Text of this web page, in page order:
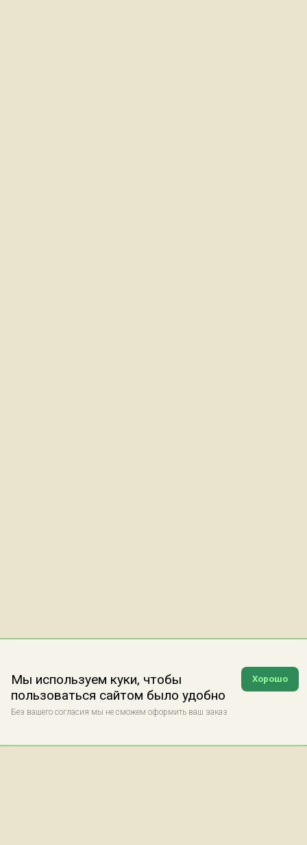
Хорошо
Мы используем куки, чтобы
пользоваться сайтом было удобно
Без вашего согласия мы не сможем оформить ваш заказ